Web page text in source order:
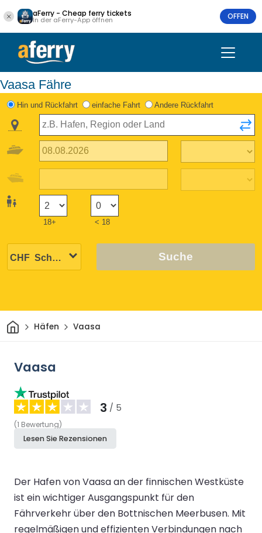
aFerry - Cheap ferry tickets
In der aFerry-App öffnen OFFEN
Vaasa Fähre
Hin und Rückfahrt einfache Fahrt Andere Rückfahrt
18+ < 18
Suche
HeimHäfen Vaasa
Vaasa
3 / 5
(1 Bewertung)
Lesen Sie Rezensionen
Der Hafen von Vaasa an der finnischen Westküste
ist ein wichtiger Ausgangspunkt für den
Fährverkehr über den Bottnischen Meerbusen. Mit
regelmäßigen und effizienten Verbindungen nach